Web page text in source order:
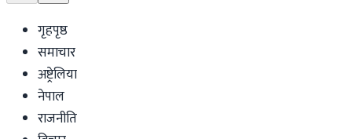
गृहपृष्ठ
समाचार
अष्ट्रेलिया
नेपाल
राजनीति